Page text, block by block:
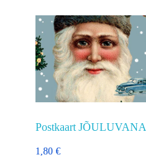
Postkaart JÕULUVANA
1,80 €